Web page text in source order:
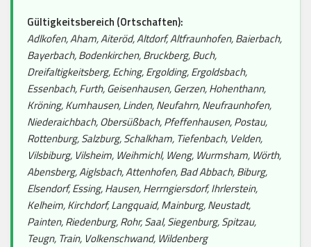
Gültigkeitsbereich (Ortschaften):
Adlkofen, Aham, Aiteröd, Altdorf, Altfraunhofen, Baierbach,
Bayerbach, Bodenkirchen, Bruckberg, Buch,
Dreifaltigkeitsberg, Eching, Ergolding, Ergoldsbach,
Essenbach, Furth, Geisenhausen, Gerzen, Hohenthann,
Kröning, Kumhausen, Linden, Neufahrn, Neufraunhofen,
Niederaichbach, Obersüßbach, Pfeffenhausen, Postau,
Rottenburg, Salzburg, Schalkham, Tiefenbach, Velden,
Vilsbiburg, Vilsheim, Weihmichl, Weng, Wurmsham, Wörth,
Abensberg, Aiglsbach, Attenhofen, Bad Abbach, Biburg,
Elsendorf, Essing, Hausen, Herrngiersdorf, Ihrlerstein,
Kelheim, Kirchdorf, Langquaid, Mainburg, Neustadt,
Painten, Riedenburg, Rohr, Saal, Siegenburg, Spitzau,
Teugn, Train, Volkenschwand, Wildenberg